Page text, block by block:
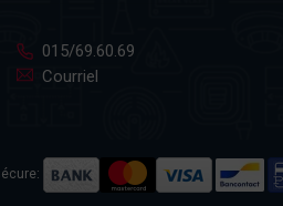
015/69.60.69
Courriel